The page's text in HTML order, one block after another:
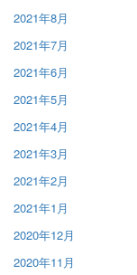
2021年8月
2021年7月
2021年6月
2021年5月
2021年4月
2021年3月
2021年2月
2021年1月
2020年12月
2020年11月